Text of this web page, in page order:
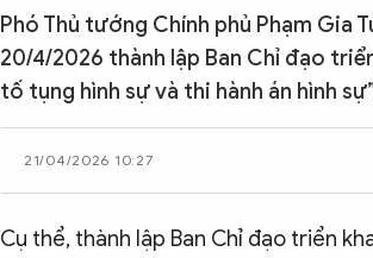
Phó Thủ tướng Chính phủ Phạm Gia
20/4/2026 thành lập Ban Chỉ đạo
tố tụng hình sự và thi hành án hình
21/04/2026 10:27
Cụ thể, thành lập Ban Chỉ đạo triển